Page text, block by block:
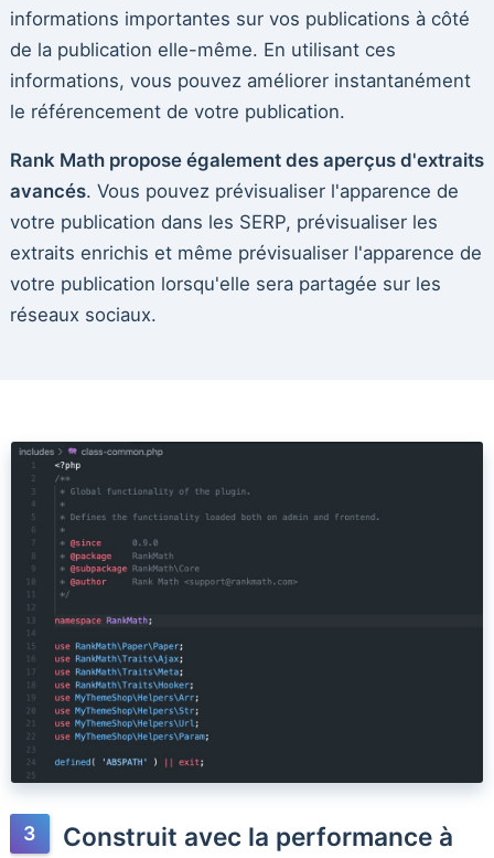
informations importantes sur vos publications à côté
de la publication elle-même. En utilisant ces
informations, vous pouvez améliorer instantanément
le référencement de votre publication.
Rank Math propose également des aperçus d'extraits
avancés. Vous pouvez prévisualiser l'apparence de
votre publication dans les SERP, prévisualiser les
extraits enrichis et même prévisualiser l'apparence de
votre publication lorsqu'elle sera partagée sur les
réseaux sociaux.
Construit avec la performance à